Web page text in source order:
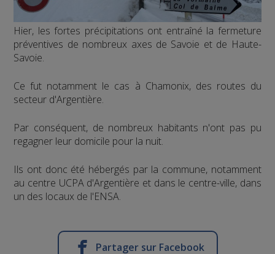
Hier, les fortes précipitations ont entraîné la fermeture
préventives de nombreux axes de Savoie et de Haute-
Savoie.
Ce fut notamment le cas à Chamonix, des routes du
secteur d'Argentière.
Par conséquent, de nombreux habitants n'ont pas pu
regagner leur domicile pour la nuit.
Ils ont donc été hébergés par la commune, notamment
au centre UCPA d'Argentière et dans le centre-ville, dans
un des locaux de l'ENSA.
Partager sur Facebook